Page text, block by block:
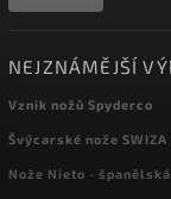
NEJZNÁMĚJŠÍ
Vznik nožů Spyderco
Švýcarské nože SWIZA
Nože Nieto -